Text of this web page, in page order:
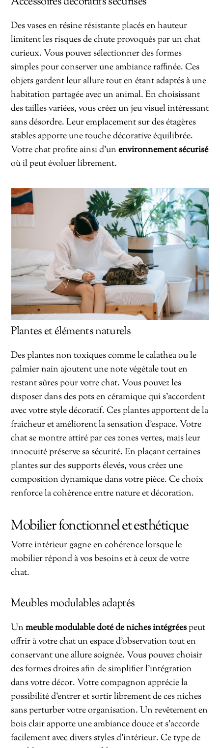
Des vases en résine résistante placés en hauteur
limitent les risques de chute provoqués par un chat
curieux. Vous pouvez sélectionner des formes
simples pour conserver une ambiance raffinée. Ces
objets gardent leur allure tout en étant adaptés à une
habitation partagée avec un animal. En choisissant
des tailles variées, vous créez un jeu visuel intéressant
sans désordre. Leur emplacement sur des étagères
stables apporte une touche décorative équilibrée.
Votre chat profite ainsi d’unenvironnement sécurisé
où il peut évoluer librement.
Plantes et éléments naturels
Des plantes non toxiques comme le calathea ou le
palmier nain ajoutent une note végétale tout en
restant sûres pour votre chat. Vous pouvez les
disposer dans des pots en céramique qui s’accordent
avec votre style décoratif. Ces plantes apportent de la
fraîcheur et améliorent la sensation d’espace. Votre
chat se montre attiré par ces zones vertes, mais leur
innocuité préserve sa sécurité. En plaçant certaines
plantes sur des supports élevés, vous créez une
composition dynamique dans votre pièce. Ce choix
renforce la cohérence entre nature et décoration.
Mobilier fonctionnel et esthétique
Votre intérieur gagne en cohérence lorsque le
mobilier répond à vos besoins et à ceux de votre
chat.
Meubles modulables adaptés
Unmeuble modulable doté de niches intégréespeut
offrir à votre chat un espace d’observation tout en
conservant une allure soignée. Vous pouvez choisir
des formes droites afin de simplifier l’intégration
dans votre décor. Votre compagnon apprécie la
possibilité d’entrer et sortir librement de ces niches
sans perturber votre organisation. Un revêtement en
bois clair apporte une ambiance douce et s’accorde
facilement avec divers styles d’intérieur. Ce type de